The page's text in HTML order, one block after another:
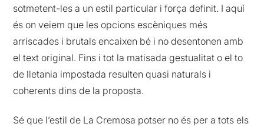
sotmetent-les a un estil particular i força definit. I aquí
és on veiem que les opcions escèniques més
arriscades i brutals encaixen bé i no desentonen amb
el text original. Fins i tot la matisada gestualitat o el to
de lletania impostada resulten quasi naturals i
coherents dins de la proposta.
Sé que l’estil de La Cremosa potser no és per a tots els